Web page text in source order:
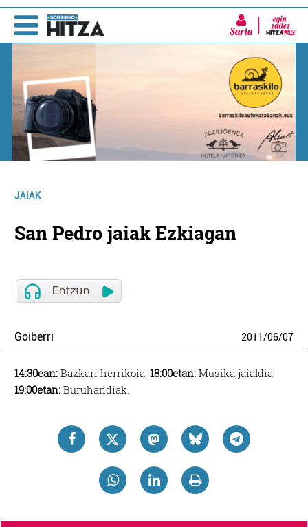
Sartu
JAIAK
San Pedro jaiak Ezkiagan
Goiberri 2011/06/07
14:30ean:Bazkari herrikoia.18:00etan: Musika jaialdia.
19:00etan: Buruhandiak.